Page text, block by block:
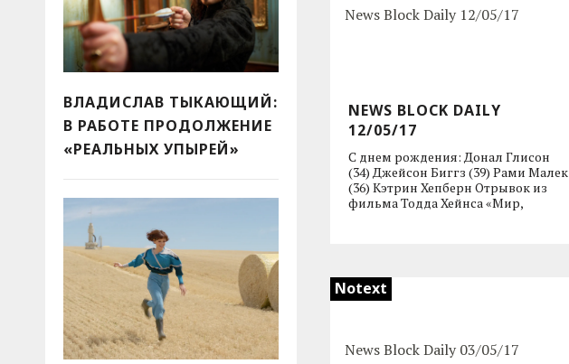
ВЛАДИСЛАВ ТЫКАЮЩИЙ:
В РАБОТЕ ПРОДОЛЖЕНИЕ
«РЕАЛЬНЫХ УПЫРЕЙ»
NEWS BLOCK DAILY
12/05/17
С днем рождения: Донал Глисон
(34) Джейсон Биггз (39) Рами Малек
(36) Кэтрин Хепберн Отрывок из
фильма Тодда Хейнса «Мир,
Notext